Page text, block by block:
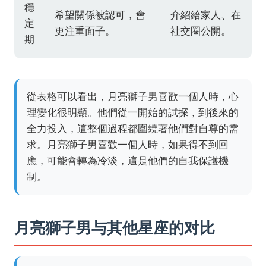
穩
定
期
希望關係被認可，會
更注重面子。
介紹給家人、在
社交圈公開。
從表格可以看出，月亮獅子男喜歡一個人時，心
理變化很明顯。他們從一開始的試探，到後來的
全力投入，這整個過程都圍繞著他們對自尊的需
求。月亮獅子男喜歡一個人時，如果得不到回
應，可能會轉為冷淡，這是他們的自我保護機
制。
月亮獅子男与其他星座的对比